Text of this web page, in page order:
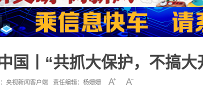
国丨“共抓大保护，不搞
央视新闻客户端 责任编辑：杨姗姗